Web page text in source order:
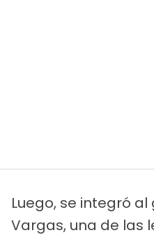
Luego, se integró
Vargas, una de las